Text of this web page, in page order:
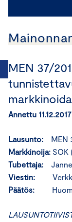
MEN 37/
Annettu 11.12.2017
Lausunto: MEN
Markkinoija: SOK
Tubettaja:
Viestin:
Päätös: